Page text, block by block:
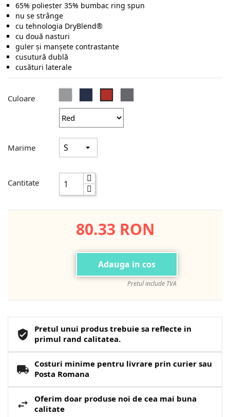
65% poliester 35% bumbac ring spun
nu se strânge
cu tehnologia DryBlend®
cu două nasturi
guler şi manşete contrastante
cusutură dublă
cusături laterale
Culoare
Grey
Marime
Cantitate
80.33 RON
Adauga in cos
Pretul include TVA
Pretul unui produs trebuie sa reflecte in
primul rand calitatea.
Costuri minime pentru livrare prin curier sau
Posta Romana
Oferim doar produse noi de cea mai buna
calitate